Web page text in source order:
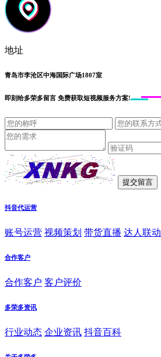
地址
青岛市李沧区中海国际广场1807室
即刻给多荣多留言 免费获取短视频服务方案!
抖音代运营
账号运营 视频策划 带货直播 达人联动
合作客户
合作客户 客户评价
多荣多资讯
行业动态 企业资讯 抖音百科